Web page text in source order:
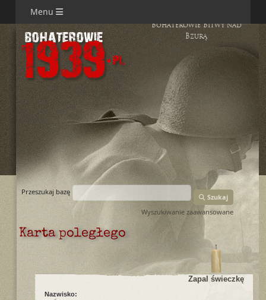
Menu
Bohaterowie Bitwy nad
Bzurą
Przeszukaj bazę
Szukaj
Wyszukiwanie zaawansowane
Karta poległego
Zapal świeczkę
Nazwisko: